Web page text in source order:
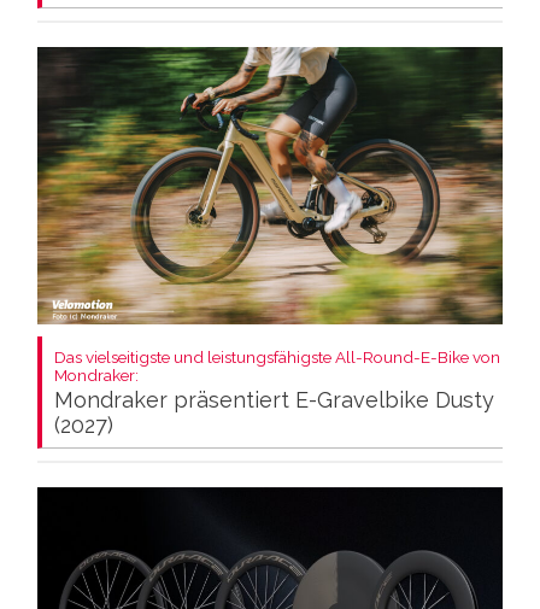
Das vielseitigste und leistungsfähigste All-Round-E-Bike von
Mondraker:
Mondraker präsentiert E-Gravelbike Dusty
(2027)